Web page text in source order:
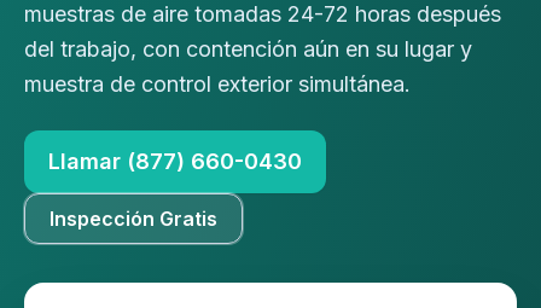
muestras de aire tomadas 24-72 horas después
del trabajo, con contención aún en su lugar y
muestra de control exterior simultánea.
Llamar (877) 660-0430
Inspección Gratis